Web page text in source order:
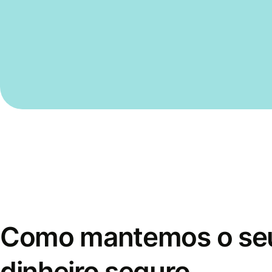
Como mantemos o